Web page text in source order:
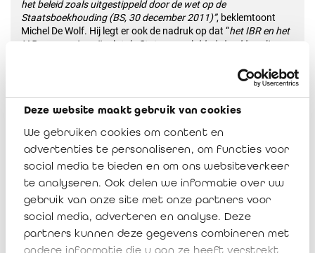
Deze website maakt gebruik van cookies
We gebruiken cookies om content en
advertenties te personaliseren, om functies voor
social media te bieden en om ons websiteverkeer
te analyseren. Ook delen we informatie over uw
gebruik van onze site met onze partners voor
social media, adverteren en analyse. Deze
partners kunnen deze gegevens combineren met
andere informatie die u aan ze heeft verstrekt
het beleid zoals uitgestippeld door de wet op de
Staatsboekhouding (BS, 30 december 2011)”, beklemtoont
Michel De Wolf. Hij legt er ook de nadruk op dat “het IBR en het
IAB van mening zijn dat de Staten een dubbele boekhouding
internationaal niveau en dat deze doelstelling kan worden
jaarrekeningen voor de publieke sector(International Public
Sector Accounting Standards,IPSAS) toe te passen en de
bekwame deskundigen.”
André Bert voegt hier nog aan toe: “ De accountancy draagt bij
tot het opstellen van betrouwbare rekeningen en wij durven te
verklaren dat de tussenkomst van onafhankelijke
beroepsbeoefenaars een noodzaak is. Welnu, de interne
accountant, wiens functie niet voldoende bekend is in de
overheidssector, beschikt over de deskundigheid om dergelijke
boekhouding te organiseren. En wanneer deze functie niet